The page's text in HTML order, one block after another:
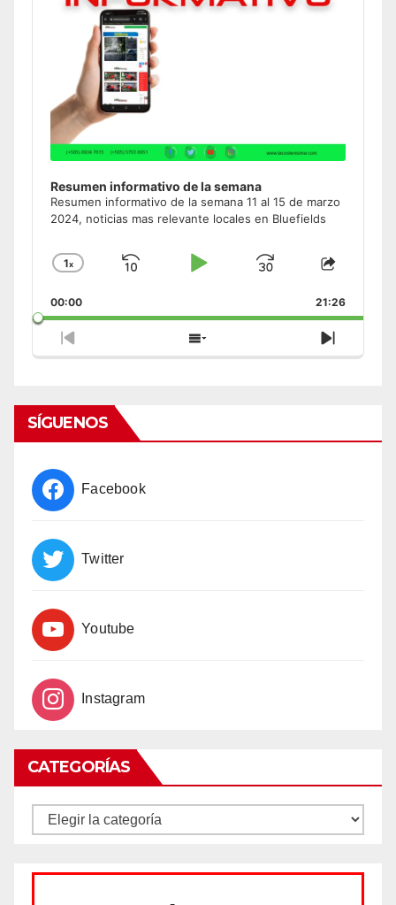
Resumen informativo de la semana
Resumen informativo de la semana 11 al 15 de marzo
2024, noticias mas relevante locales en Bluefields
Change
Rate
1x
Skip
Play
Jump
Forward
Share
Episode
00:00 21:26
Previous
Episode
Show
Episodes
Next
Episode
SÍGUENOS
Facebook
Twitter
Youtube
Instagram
CATEGORÍAS
CATEGORÍAS